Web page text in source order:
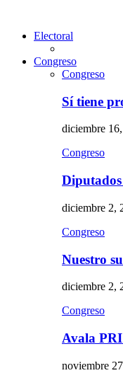
Electoral
Congreso
Congreso
Sí tiene
diciembre
Congreso
diciembre 2,
Congreso
Nuestro
diciembre 2,
Congreso
Avala
noviembre